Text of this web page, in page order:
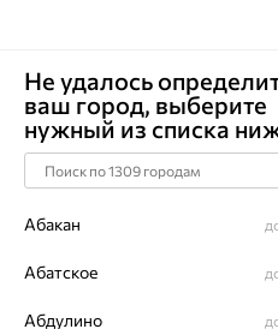
Главная Каталог Серьги
Серьги, серебро,
00647-204
Артикул:
Не удалось
ваш город, выберите
нужный из списка
Абакан
Абатское
Абдулино